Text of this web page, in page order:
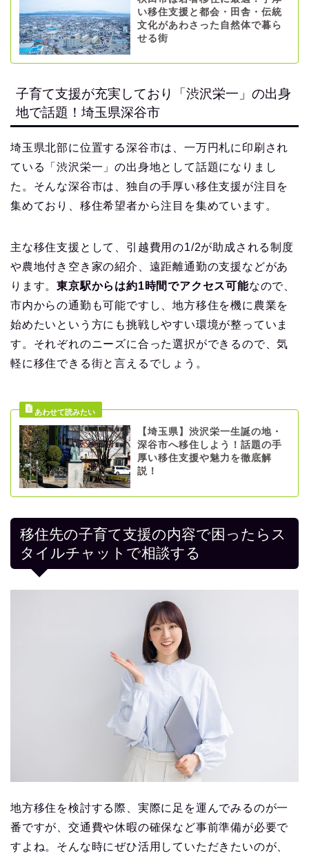
い移住支援と都会・田舎・伝統
文化があわさった自然体で暮ら
せる街
子育て支援が充実しており「渋沢栄一」の出身
地で話題！埼玉県深谷市
埼玉県北部に位置する深谷市は、一万円札に印刷され
ている「渋沢栄一」の出身地として話題になりまし
た。そんな深谷市は、独自の手厚い移住支援が注目を
集めており、移住希望者から注目を集めています。
主な移住支援として、引越費用の1/2が助成される制度
や農地付き空き家の紹介、遠距離通勤の支援などがあ
ります。東京駅からは約1時間でアクセス可能なので、
市内からの通勤も可能ですし、地方移住を機に農業を
始めたいという方にも挑戦しやすい環境が整っていま
す。それぞれのニーズに合った選択ができるので、気
軽に移住できる街と言えるでしょう。
【埼玉県】渋沢栄一生誕の地・
深谷市へ移住しよう！話題の手
厚い移住支援や魅力を徹底解
説！
移住先の子育て支援の内容で困ったらス
タイルチャットで相談する
地方移住を検討する際、実際に足を運んでみるのが一
番ですが、交通費や休暇の確保など事前準備が必要で
すよね。そんな時にぜひ活用していただきたいのが、